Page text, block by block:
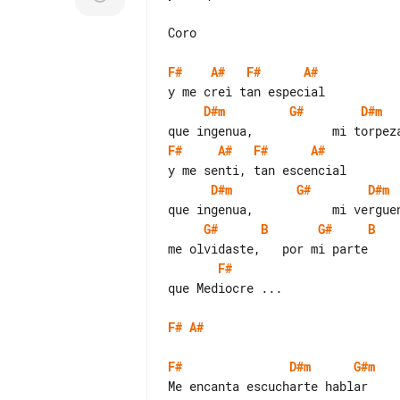
Coro
F# A# F#
A#
D#m
G# D#m
F#
A# F#
A#
D#m
G# D#m
G#
B G#
B
F#
que Mediocre ...
F# A#
F# D#m
G#m